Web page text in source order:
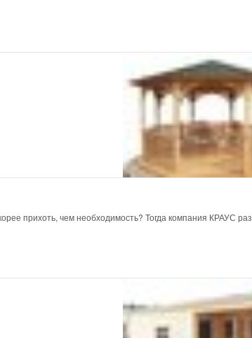
прихоть, чем необходимость? Тогда компания КРАУС